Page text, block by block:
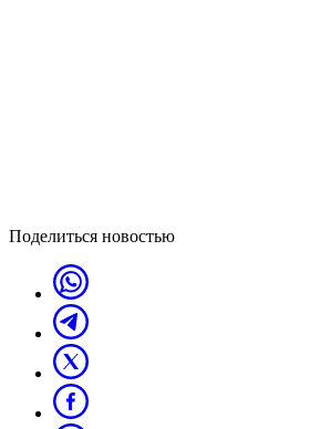
Поделиться новостью